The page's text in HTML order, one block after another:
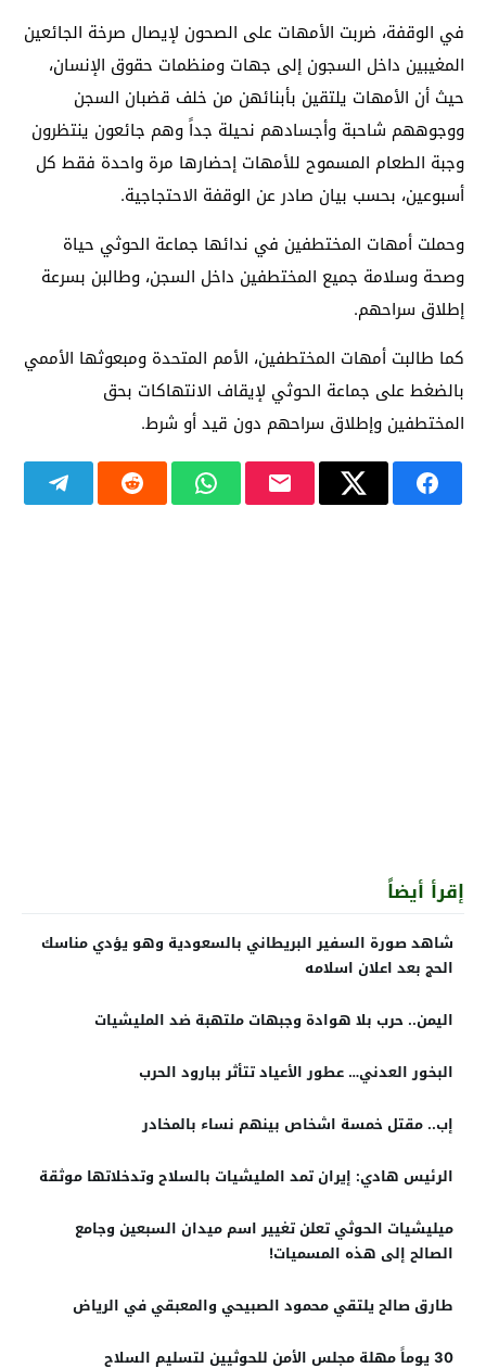
في الوقفة، ضربت الأمهات على الصحون لإيصال صرخة الجائعين
المغيبين داخل السجون إلى جهات ومنظمات حقوق الإنسان،
حيث أن الأمهات يلتقين بأبنائهن من خلف قضبان السجن
ووجوههم شاحبة وأجسادهم نحيلة جداً وهم جائعون ينتظرون
وجبة الطعام المسموح للأمهات إحضارها مرة واحدة فقط كل
أسبوعين، بحسب بيان صادر عن الوقفة الاحتجاجية.
وحملت أمهات المختطفين في ندائها جماعة الحوثي حياة
وصحة وسلامة جميع المختطفين داخل السجن، وطالبن بسرعة
إطلاق سراحهم.
كما طالبت أمهات المختطفين، الأمم المتحدة ومبعوثها الأممي
بالضغط على جماعة الحوثي لإيقاف الانتهاكات بحق
المختطفين وإطلاق سراحهم دون قيد أو شرط.
إقرأ أيضاً
شاهد صورة السفير البريطاني بالسعودية وهو يؤدي مناسك
الحج بعد اعلان اسلامه
اليمن.. حرب بلا هوادة وجبهات ملتهبة ضد المليشيات
البخور العدني… عطور الأعياد تتأثر ببارود الحرب
إب.. مقتل خمسة اشخاص بينهم نساء بالمخادر
الرئيس هادي: إيران تمد المليشيات بالسلاح وتدخلاتها موثقة
ميليشيات الحوثي تعلن تغيير اسم ميدان السبعين وجامع
الصالح إلى هذه المسميات!
طارق صالح يلتقي محمود الصبيحي والمعبقي في الرياض
30 يوماً مهلة مجلس الأمن للحوثيين لتسليم السلاح